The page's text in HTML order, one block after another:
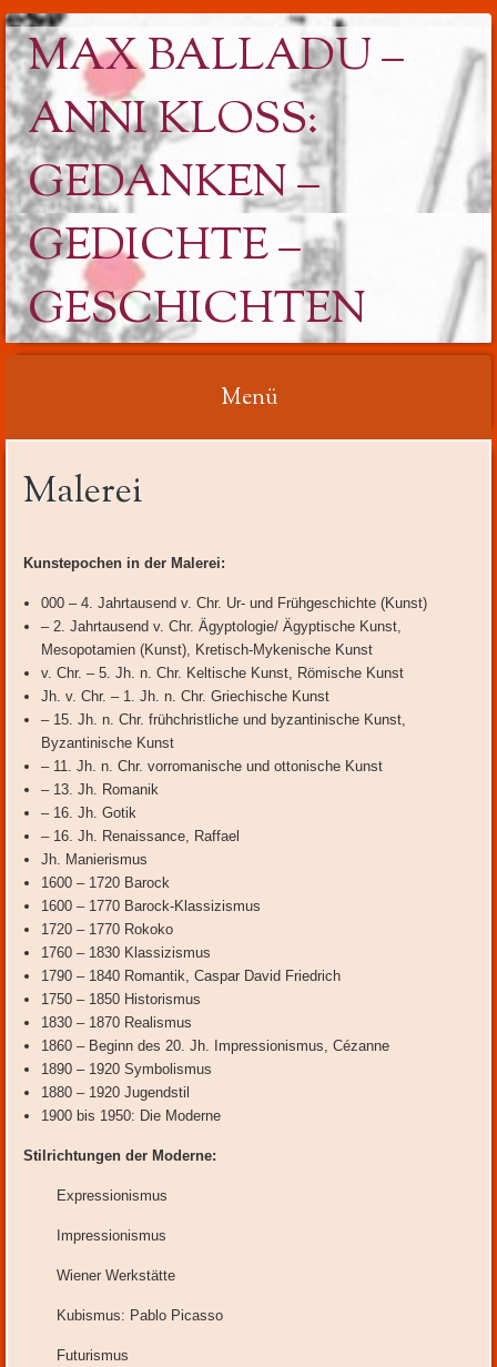
MAX BALLADU –
ANNI KLOSS: G
EDANKEN – G
EDICHTE – G
ESCHICHTEN
Menü
zum
Malerei
Kunstepochen in der Malerei:
000 – 4. Jahrtausend v. Chr. Ur- und Frühgeschichte (Kunst)
– 2. Jahrtausend v. Chr. Ägyptologie/ Ägyptische Kunst,
Mesopotamien (Kunst), Kretisch-Mykenische Kunst
v. Chr. – 5. Jh. n. Chr. Keltische Kunst, Römische Kunst
Jh. v. Chr. – 1. Jh. n. Chr. Griechische Kunst
– 15. Jh. n. Chr. frühchristliche und byzantinische Kunst,
Byzantinische Kunst
– 11. Jh. n. Chr. vorromanische und ottonische Kunst
– 13. Jh. Romanik
– 16. Jh. Gotik
– 16. Jh. Renaissance, Raffael
Jh. Manierismus
1600 – 1720 Barock
1600 – 1770 Barock-Klassizismus
1720 – 1770 Rokoko
1760 – 1830 Klassizismus
1790 – 1840 Romantik, Caspar David Friedrich
1750 – 1850 Historismus
1830 – 1870 Realismus
1860 – Beginn des 20. Jh. Impressionismus, Cézanne
1890 – 1920 Symbolismus
1880 – 1920 Jugendstil
1900 bis 1950: Die Moderne
Stilrichtungen der Moderne:
Expressionismus
Impressionismus
Wiener Werkstätte
Kubismus: Pablo Picasso
Futurismus